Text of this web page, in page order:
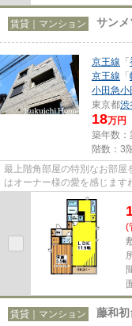
賃貸｜マンション サンメ
京王線 「
京王線 「
小田急小
東京都渋
18万円
築年数：
階数：3
最上階角部屋の特別なお部
はオーナー様の愛を感じます
☆人気のエリアと共に新たな
(
賃貸｜マンション 藤和初